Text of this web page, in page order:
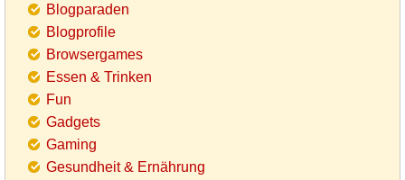
Blogparaden
Blogprofile
Browsergames
Essen & Trinken
Fun
Gadgets
Gaming
Gesundheit & Ernährung